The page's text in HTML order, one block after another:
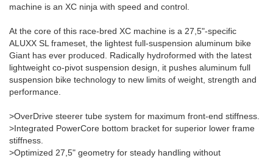
machine is an XC ninja with speed and control.
At the core of this race-bred XC machine is a 27,5"-specific
ALUXX SL frameset, the lightest full-suspension aluminum bike
Giant has ever produced. Radically hydroformed with the latest
lightweight co-pivot suspension design, it pushes aluminum full
suspension bike technology to new limits of weight, strength and
performance.
>OverDrive steerer tube system for maximum front-end stiffness.
>Integrated PowerCore bottom bracket for superior lower frame
stiffness.
>Optimized 27,5" geometry for steady handling without